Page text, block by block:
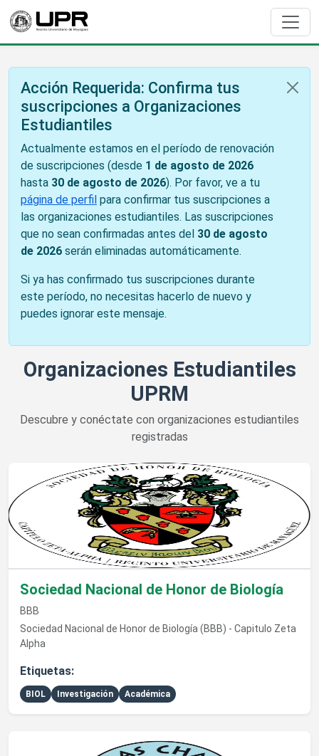
Acción Requerida: Confirma tus
suscripciones a Organizaciones
Estudiantiles
Actualmente estamos en el período de renovación
de suscripciones (desde 1 de agosto de 2026
hasta 30 de agosto de 2026). Por favor, ve a tu
página de perfil para confirmar tus suscripciones a
las organizaciones estudiantiles. Las suscripciones
que no sean confirmadas antes del 30 de agosto
de 2026 serán eliminadas automáticamente.
Si ya has confirmado tus suscripciones durante
este período, no necesitas hacerlo de nuevo y
puedes ignorar este mensaje.
Organizaciones Estudiantiles
UPRM
Descubre y conéctate con organizaciones estudiantiles
registradas
Ver detalles de Sociedad Nacional de Honor de Biología
Sociedad Nacional de Honor de Biología
BBB
Sociedad Nacional de Honor de Biología (BBB) - Capitulo Zeta
Alpha
Etiquetas:
BIOL Investigación Académica
Ver detalles de Society for Advancement of Chicanos/